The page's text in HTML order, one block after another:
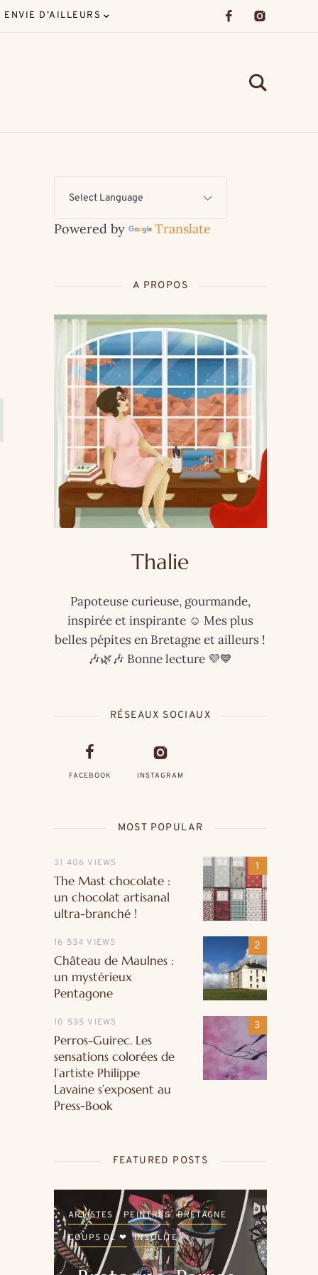
ENVIE D’AILLEURS
Powered by Translate
A PROPOS
Thalie
Papoteuse curieuse, gourmande,
inspirée et inspirante ☺️ Mes plus
belles pépites en Bretagne et ailleurs !
🎶🌿🎶 Bonne lecture 💜💙
RÉSEAUX SOCIAUX
FACEBOOK INSTAGRAM
MOST POPULAR
31 406 VIEWS
The Mast chocolate :
un chocolat artisanal
ultra-branché !
16 534 VIEWS
Château de Maulnes :
un mystérieux
Pentagone
10 535 VIEWS
Perros-Guirec. Les
sensations colorées de
l’artiste Philippe
Lavaine s’exposent au
Press-Book
FEATURED POSTS
ARTISTES - PEINTRES
BRETAGNE
COUPS DE ❤
INSOLITE